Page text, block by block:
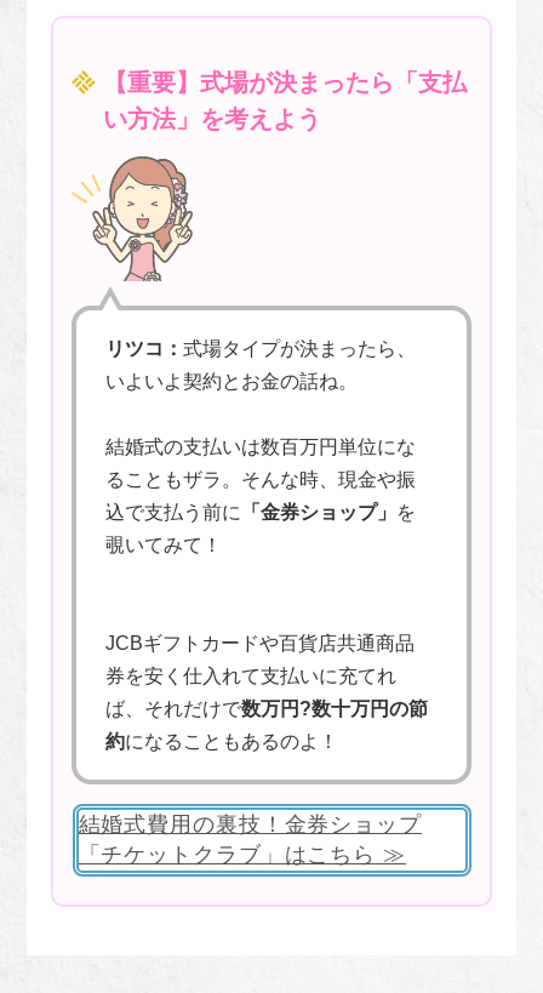
【重要】式場が決まったら「支払
い方法」を考えよう
リツコ：式場タイプが決まったら、
いよいよ契約とお金の話ね。
結婚式の支払いは数百万円単位にな
ることもザラ。そんな時、現金や振
込で支払う前に
「金券ショップ」 を
覗いてみて！
JCBギフトカードや百貨店共通商品
券を安く仕入れて支払いに充てれ
ば、それだけで数万円?数十万円の節
約になることもあるのよ！
結婚式費用の裏技！金券ショップ
「チケットクラブ」はこちら ≫